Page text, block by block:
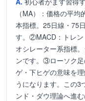
（MA）：価格の平
本指標。25日線・75
す。②MACD：トレン
オシレーター系指標
ンです。③ローソク
ゲ・下ヒゲの意味を
うになります。この3
ンド・ダウ理論へ進む